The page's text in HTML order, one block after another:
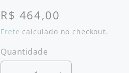
Preço
normal
R$ 464,00
Frete calculado no checkout.
Quantidade